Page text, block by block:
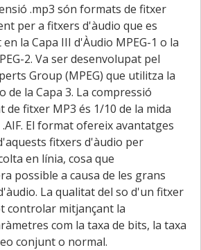
.mp3 són formats de fitxer
per a fitxers d'àudio que es
la Capa III d'Àudio MPEG-1 o la
2. Va ser desenvolupat pel
Group (MPEG) que utilitza la
de la Capa 3. La compressió
de fitxer MP3 és 1/10 de la mida
El format ofereix avantatges
fitxers d'àudio per
en línia, cosa que
possible a causa de les grans
La qualitat del so d'un fitxer
controlar mitjançant la
com la taxa de bits, la taxa
conjunt o normal.